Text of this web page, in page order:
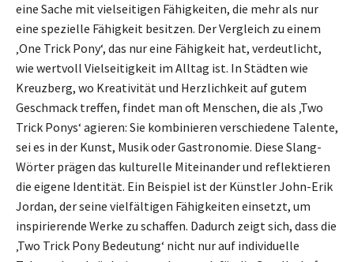
eine Sache mit vielseitigen Fähigkeiten, die mehr als nur
eine spezielle Fähigkeit besitzen. Der Vergleich zu einem
‚One Trick Pony‘, das nur eine Fähigkeit hat, verdeutlicht,
wie wertvoll Vielseitigkeit im Alltag ist. In Städten wie
Kreuzberg, wo Kreativität und Herzlichkeit auf gutem
Geschmack treffen, findet man oft Menschen, die als ‚Two
Trick Ponys‘ agieren: Sie kombinieren verschiedene Talente,
sei es in der Kunst, Musik oder Gastronomie. Diese Slang-
Wörter prägen das kulturelle Miteinander und reflektieren
die eigene Identität. Ein Beispiel ist der Künstler John-Erik
Jordan, der seine vielfältigen Fähigkeiten einsetzt, um
inspirierende Werke zu schaffen. Dadurch zeigt sich, dass die
‚Two Trick Pony Bedeutung‘ nicht nur auf individuelle